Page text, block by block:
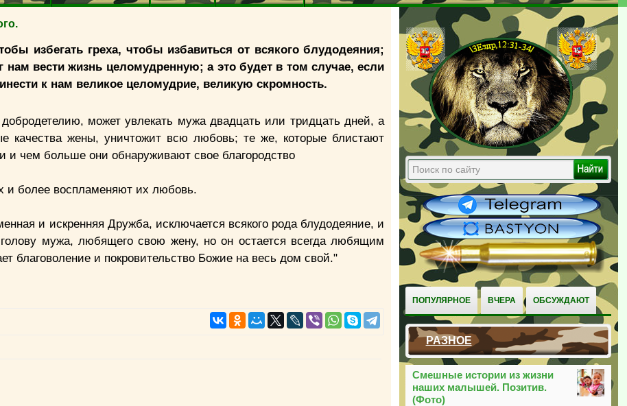
ПОПУЛЯРНОЕ ВЧЕРА ОБСУЖДАЮТ
РАЗНОЕ
Смешные истории из жизни
наших малышей. Позитив.
(Фото)
избегать греха, чтобы избавиться от всякого блудодеяния;
вести жизнь целомудренную; а это будет в том случае, если
к нам великое целомудрие, великую скромность.
может увлекать мужа двадцать или тридцать дней, а
качества жены, уничтожит всю любовь; те же, которые блистают
чем больше они обнаруживают свое благородство
и более воспламеняют их любовь.
и искренняя Дружба, исключается всякого рода блудодеяние, и
мужа, любящего свою жену, но он остается всегда любящим
благоволение и покровительство Божие на весь дом свой."